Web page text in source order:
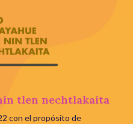
tlen nechtlakaita
con el propósito de